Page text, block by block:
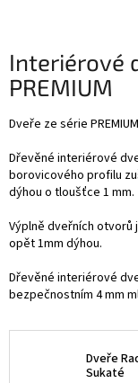
Interiérové
PREMIUM
Dveře ze série
Dřevěné interiérové
borovicového profilu
dýhou o tloušťce 1 mm.
Výplně dveřních otvorů
opět 1mm dýhou.
Dřevěné interiérové
bezpečnostním 4 mm
Dveře
Sukaté